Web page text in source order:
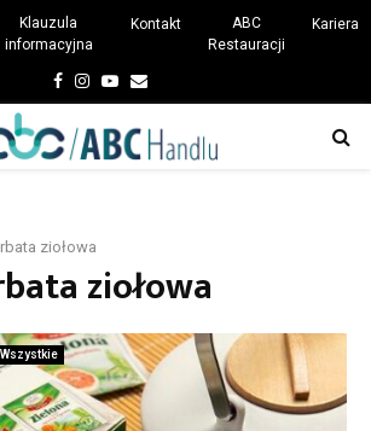
Klauzula
informacyjna
Kontakt
ABC
Restauracji
Kariera
Facebook
Instagram
Youtube
Email
ziołowa
ziołowa
Wszystkie